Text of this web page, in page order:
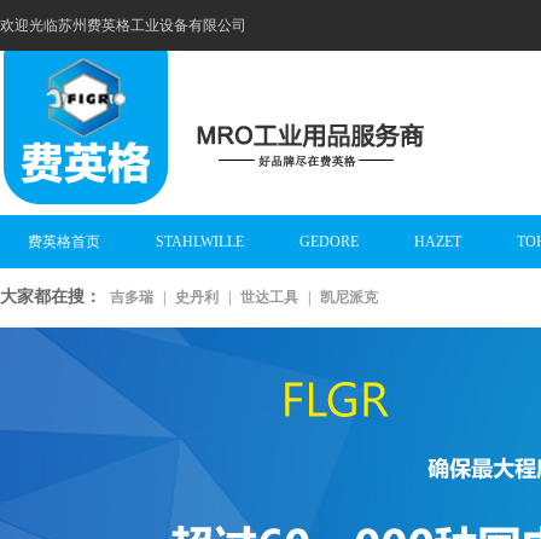
欢迎光临苏州费英格工业设备有限公司
费英格首页 STAHLWILLE GEDORE HAZET
大家都在搜： 吉多瑞 史丹利 世达工具 凯尼派克